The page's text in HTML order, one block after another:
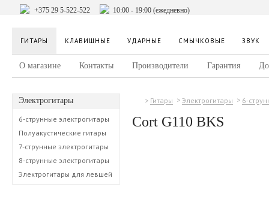
+375 29 5-522-522 10:00 - 19:00 (ежедневно)
ГИТАРЫ КЛАВИШНЫЕ УДАРНЫЕ СМЫЧКОВЫЕ ЗВУК
О магазине Контакты Производители Гарантия
Электрогитары
6-струнные электрогитары
Полуакустические гитары
7-струнные электрогитары
8-струнные электрогитары
Электрогитары для левшей
Гитары Электрогитары 6-
Cort G110 BKS